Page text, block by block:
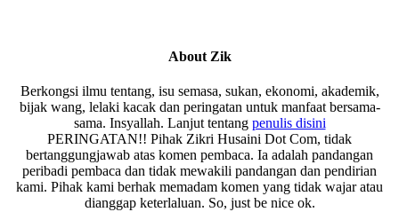
About Zik
Berkongsi ilmu tentang, isu semasa, sukan, ekonomi, akademik,
bijak wang, lelaki kacak dan peringatan untuk manfaat bersama-
sama. Insyallah. Lanjut tentang penulis disini
PERINGATAN!! Pihak Zikri Husaini Dot Com, tidak
bertanggungjawab atas komen pembaca. Ia adalah pandangan
peribadi pembaca dan tidak mewakili pandangan dan pendirian
kami. Pihak kami berhak memadam komen yang tidak wajar atau
dianggap keterlaluan. So, just be nice ok.